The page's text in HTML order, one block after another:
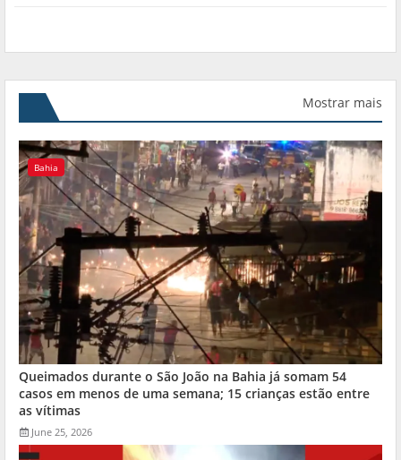
Mostrar mais
Bahia
Queimados durante o São João na Bahia já somam 54
casos em menos de uma semana; 15 crianças estão entre
as vítimas
June 25, 2026